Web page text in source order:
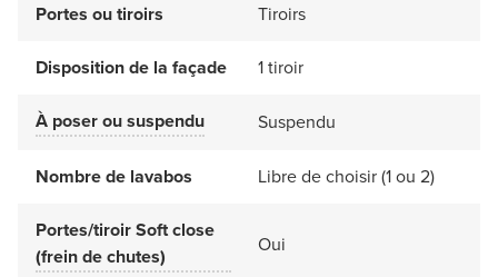
Portes ou tiroirs Tiroirs
Disposition de la façade 1 tiroir
À poser ou suspendu Suspendu
Nombre de lavabos Libre de choisir (1 ou 2)
Portes/tiroir Soft close
(frein de chutes)
Oui